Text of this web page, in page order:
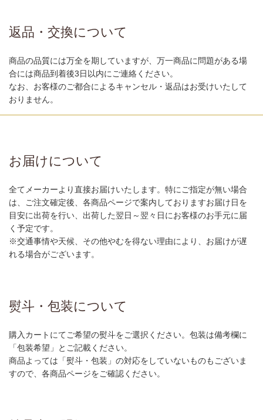
返品・交換について
商品の品質には万全を期していますが、万一商品に問題がある場
合には商品到着後3日以内にご連絡ください。
なお、お客様のご都合によるキャンセル・返品はお受けいたして
おりません。
お届けについて
全てメーカーより直接お届けいたします。特にご指定が無い場合
は、ご注文確定後、各商品ページで案内しておりますお届け日を
目安に出荷を行い、出荷した翌日～翌々日にお客様のお手元に届
く予定です。
※交通事情や天候、その他やむを得ない理由により、お届けが遅
れる場合がございます。
熨斗・包装について
購入カートにてご希望の熨斗をご選択ください。包装は備考欄に
「包装希望」とご記載ください。
商品よっては「熨斗・包装」の対応をしていないものもございま
すので、各商品ページをご確認ください。